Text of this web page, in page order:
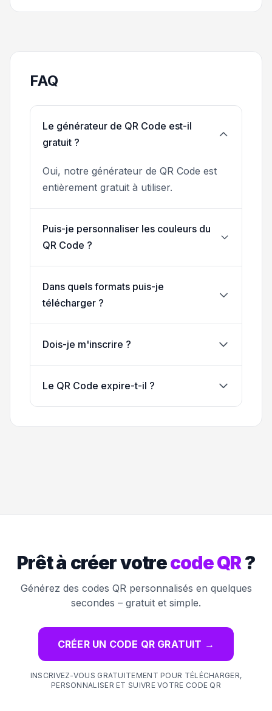
FAQ
Le générateur de QR Code est-il
gratuit ?
Oui, notre générateur de QR Code est
entièrement gratuit à utiliser.
Puis-je personnaliser les couleurs du
QR Code ?
Dans quels formats puis-je
télécharger ?
Dois-je m'inscrire ?
Le QR Code expire-t-il ?
Prêt à créer votrecode QR?
Générez des codes QR personnalisés en quelques
secondes – gratuit et simple.
CRÉER UN CODE QR GRATUIT →
INSCRIVEZ-VOUS GRATUITEMENT POUR TÉLÉCHARGER,
PERSONNALISER ET SUIVRE VOTRE CODE QR